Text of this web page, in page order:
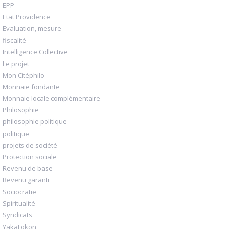
EPP
Etat Providence
Evaluation, mesure
fiscalité
Intelligence Collective
Le projet
Mon Citéphilo
Monnaie fondante
Monnaie locale complémentaire
Philosophie
philosophie politique
politique
projets de société
Protection sociale
Revenu de base
Revenu garanti
Sociocratie
Spiritualité
Syndicats
YakaFokon